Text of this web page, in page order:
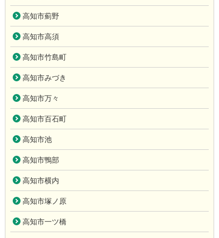
高知市薊野
高知市高須
高知市竹島町
高知市みづき
高知市万々
高知市百石町
高知市池
高知市鴨部
高知市横内
高知市塚ノ原
高知市一ツ橋